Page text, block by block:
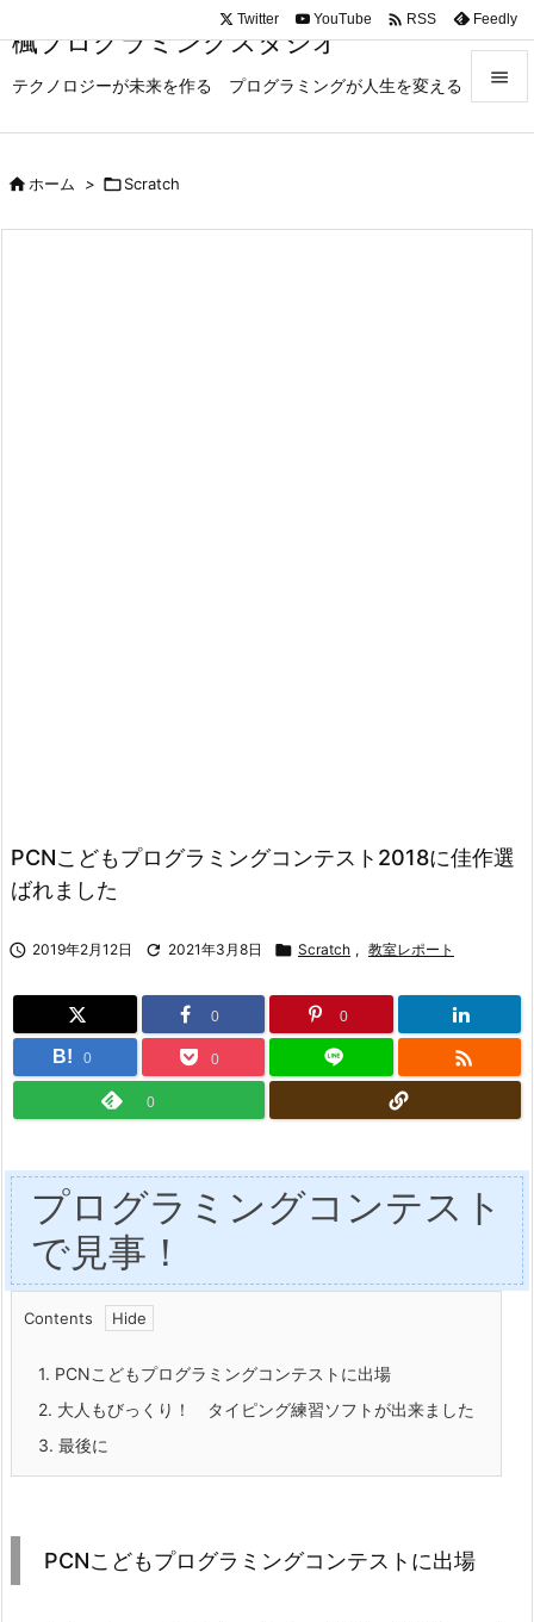
楓プログラミングスタジオ
テクノロジーが未来を作る プログラミングが人生を変える 

Twitter YouTube  RSS Feedly
ホーム > Scratch
PCNこどもプログラミングコンテスト2018に佳作選
ばれました
 2019年2月12日  2021年3月8日  Scratch , 教室レポート
0 0
B! 0 0 
0
プログラミングコンテスト
で見事！
Contents
1. PCNこどもプログラミングコンテストに出場
2. 大人もびっくり！ タイピング練習ソフトが出来ました
3. 最後に
PCNこどもプログラミングコンテストに出場